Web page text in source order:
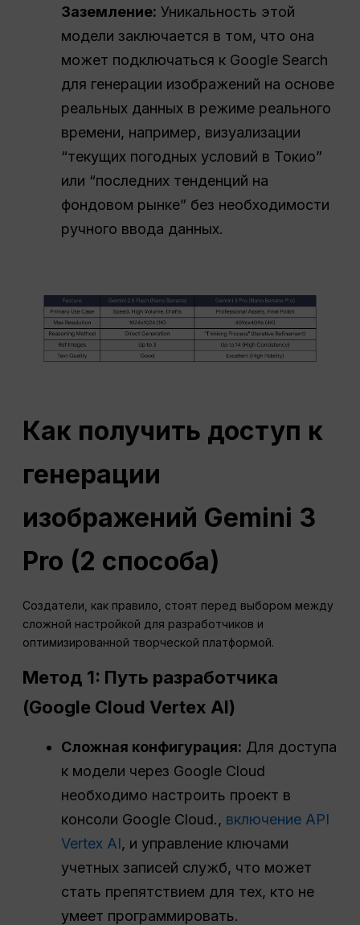
Заземление: Уникальность этой
модели заключается в том, что она
может подключаться к Google Search
для генерации изображений на основе
реальных данных в режиме реального
времени, например, визуализации
“текущих погодных условий в Токио”
или “последних тенденций на
фондовом рынке” без необходимости
ручного ввода данных.
Как получить доступ к
генерации
изображений Gemini 3
Pro (2 способа)
Создатели, как правило, стоят перед выбором между
сложной настройкой для разработчиков и
оптимизированной творческой платформой.
Метод 1: Путь разработчика
(Google Cloud Vertex AI)
Сложная конфигурация: Для доступа
к модели через Google Cloud
необходимо настроить проект в
консоли Google Cloud., включение API
Vertex AI, и управление ключами
учетных записей служб, что может
стать препятствием для тех, кто не
умеет программировать.